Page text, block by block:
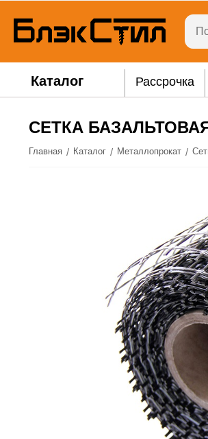
Каталог Рассрочка
СЕТКА
Главная / Каталог / Металлопрокат /